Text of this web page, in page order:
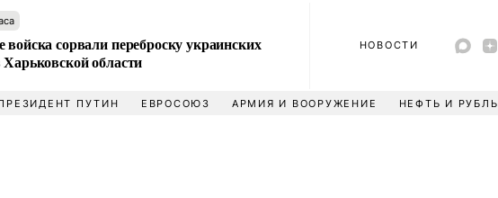
войска сорвали переброску украинских
Харьковской области
НОВОСТИ
ПУТИН ЕВРОСОЮЗ АРМИЯ И ВООРУЖЕНИЕ НЕФТЬ И РУБЛЬ